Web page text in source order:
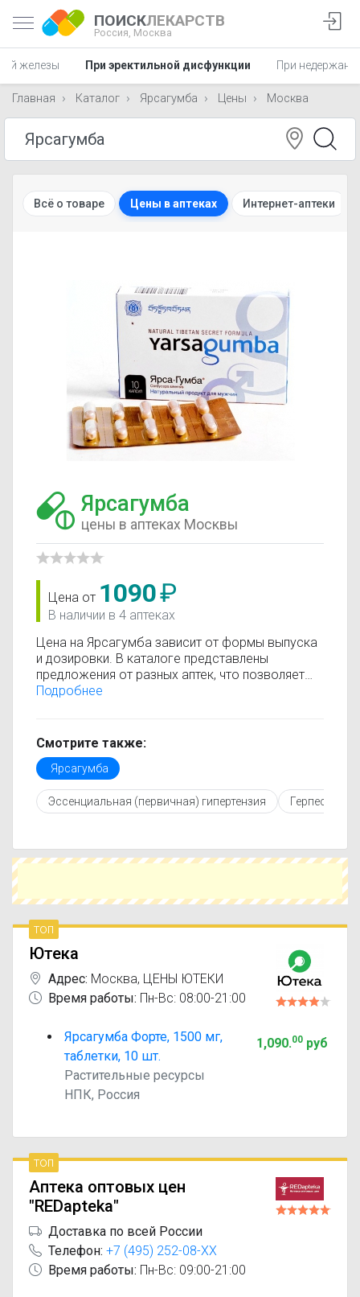
ПОИСКЛЕКАРСТВ
Россия, Москва
железы При эректильной дисфункции При
Главная Каталог Ярсагумба Цены Москва
Всё о товаре Цены в аптеках Интернет-аптеки
Ярсагумба
цены в аптеках Москвы
Цена от 1090₽
В наличии в 4 аптеках
Цена на Ярсагумба зависит от формы выпуска
и дозировки. В каталоге представлены
предложения от разных аптек, что позволяет
быстро найти, где купить Ярсагумба по
только актуальные данные.
Перед покупкой рекомендуется ознакомиться с
инструкцией по применению, показаниями и
противопоказаниями. При необходимости вы
можете подобрать аналоги Ярсагумба с
Чтобы купить Ярсагумба в ближайшей аптеке,
укажите свой город и сравните предложения.
оптимальный вариант по цене и наличию.
Подробнее
Смотрите также:
Ярсагумба
Эссенциальная (первичная) гипертензия Герпес
топ
Ютека
Адрес: Москва, ЦЕНЫ ЮТЕКИ
Время работы: Пн-Вс: 08:00-21:00
Ярсагумба Форте, 1500 мг,
таблетки, 10 шт.
Растительные ресурсы
НПК, Россия
1,090.00руб
топ
Аптека оптовых цен
"REDapteka"
Доставка по всей России
Телефон: +7 (495) 252-08-XX
Время работы: Пн-Вс: 09:00-21:00